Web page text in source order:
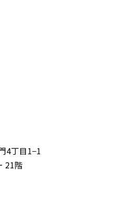
4丁目1−1
21階